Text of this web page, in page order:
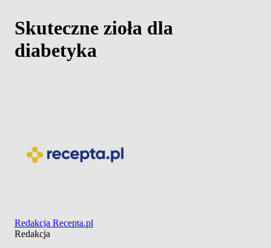
Skuteczne zioła dla
diabetyka
Redakcja Recepta.pl
Redakcja